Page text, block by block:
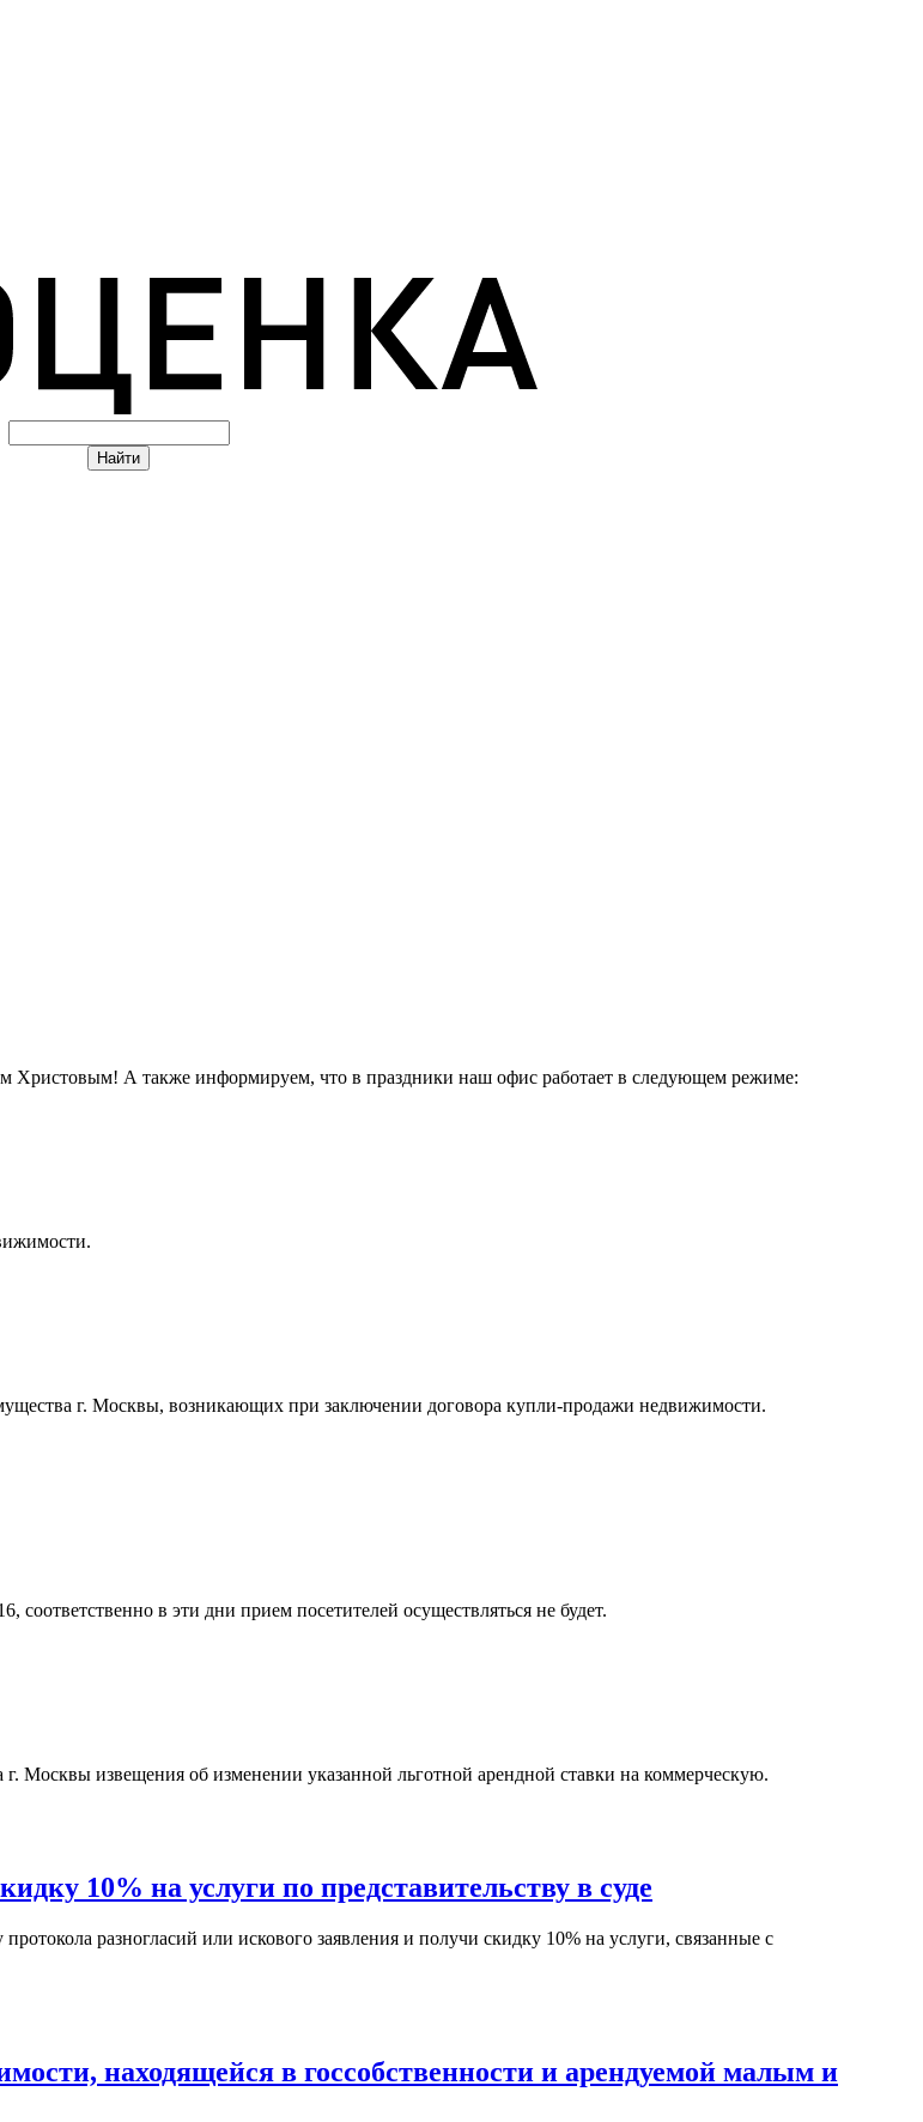
Христовым! А также информируем, что в праздники наш офис работает в следующем режиме:
г. Москвы, возникающих при заключении договора купли-продажи недвижимости.
в эти дни прием посетителей осуществляться не будет.
Москвы извещения об изменении указанной льготной арендной ставки на коммерческую.
10% на услуги по представительству в суде
разногласий или искового заявления и получи скидку 10% на услуги, связанные с
находящейся в госсобственности и арендуемой малым и